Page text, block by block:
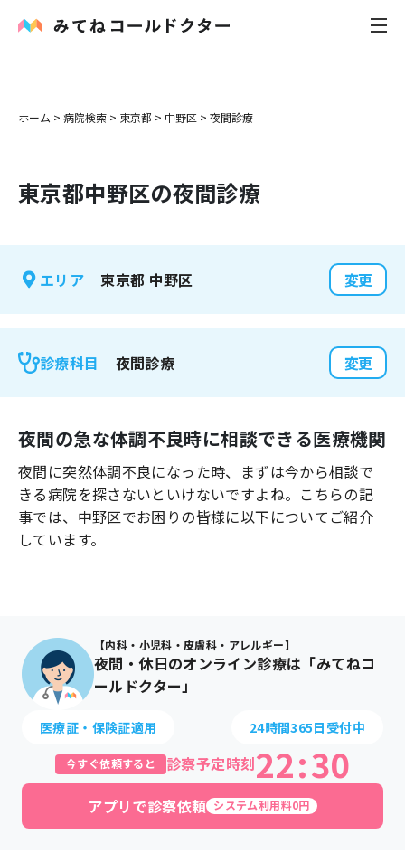
内科
花粉症
感染症
よくあるご質問
ホーム > 病院検索 > 東京都 > 中野区 > 夜間診療
東京都中野区の夜間診療
エリア 東京都 中野区 変更
診療科目 夜間診療 変更
夜間の急な体調不良時に相談できる医療機関
夜間に突然体調不良になった時、まずは今から相談で
きる病院を探さないといけないですよね。こちらの記
事では、 中野区でお困りの皆様に以下についてご紹介
しています。
【内科・小児科・皮膚科・アレルギー】
夜間・休日のオンライン診療は「みてねコ
ールドクター」
医療証・保険証適用 24時間365日受付中
今すぐ依頼すると 診察予定時刻22:30
アプリで診察依頼 システム利用料0円